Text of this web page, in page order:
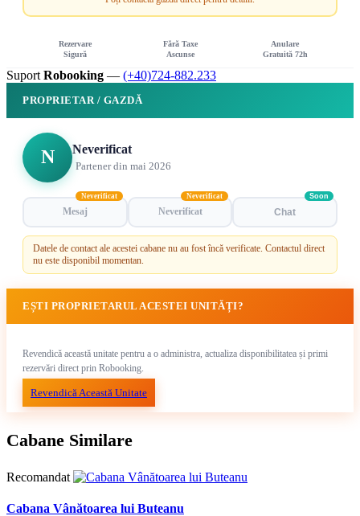
Rezervare
Sigură
Fără Taxe
Ascunse
Anulare
Gratuită 72h
Suport Robooking — (+40)724-882.233
PROPRIETAR / GAZDĂ
N Neverificat
Partener din mai 2026
Mesaj
Neverificat
Neverificat
Neverificat
Chat
Soon
Datele de contact ale acestei cabane nu au fost încă verificate. Contactul direct
nu este disponibil momentan.
EȘTI PROPRIETARUL ACESTEI UNITĂȚI?
Revendică această unitate pentru a o administra, actualiza disponibilitatea și primi
rezervări direct prin Robooking.
Revendică Această Unitate
Cabane Similare
Recomandat
Cabana Vânătoarea lui Buteanu